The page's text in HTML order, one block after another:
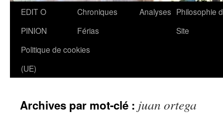
Aller
contenu
EDIT O
PINION
Chroniques
Férias
Analyses Philosophie
Site
Politique de cookies
(UE)
Archives par mot-clé : juan ortega